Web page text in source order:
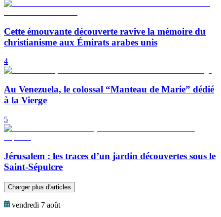
Cette émouvante découverte ravive la mémoire du
christianisme aux Émirats arabes unis
4
Au Venezuela, le colossal “Manteau de Marie” dédié
à la Vierge
5
Jérusalem : les traces d’un jardin découvertes sous le
Saint-Sépulcre
Charger plus d'articles
vendredi 7 août